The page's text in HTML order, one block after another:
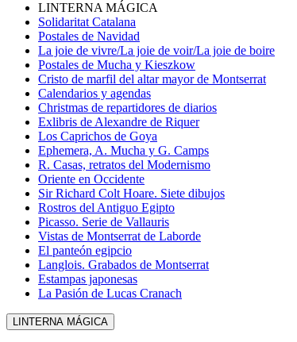
LINTERNA MÁGICA
Solidaritat Catalana
Postales de Navidad
La joie de vivre/La joie de voir/La joie de boire
Postales de Mucha y Kieszkow
Cristo de marfil del altar mayor de Montserrat
Calendarios y agendas
Christmas de repartidores de diarios
Exlibris de Alexandre de Riquer
Los Caprichos de Goya
Ephemera, A. Mucha y G. Camps
R. Casas, retratos del Modernismo
Oriente en Occidente
Sir Richard Colt Hoare. Siete dibujos
Rostros del Antiguo Egipto
Picasso. Serie de Vallauris
Vistas de Montserrat de Laborde
El panteón egipcio
Langlois. Grabados de Montserrat
Estampas japonesas
La Pasión de Lucas Cranach
LINTERNA MÁGICA